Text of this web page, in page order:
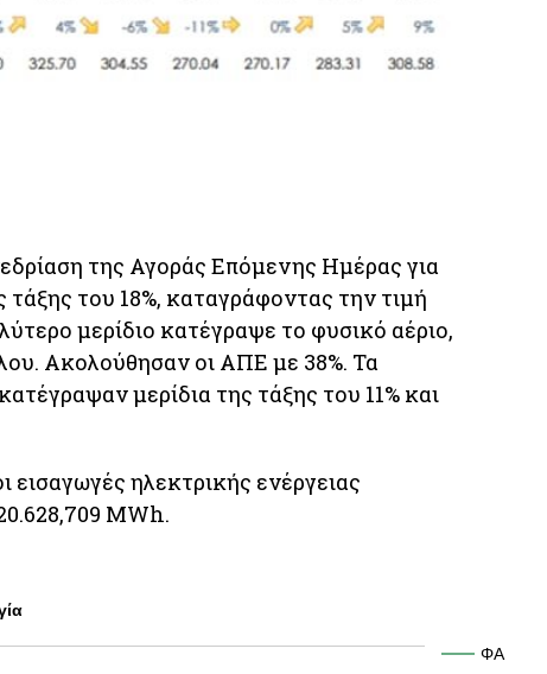
της Αγοράς Επόμενης Ημέρας για
τάξης του 18%, καταγράφοντας την τιμή
μερίδιο κατέγραψε το φυσικό αέριο,
Ακολούθησαν οι ΑΠΕ με 38%. Τα
μερίδια της τάξης του 11% και
ηλεκτρικής ενέργειας
MWh.
ΦΑ